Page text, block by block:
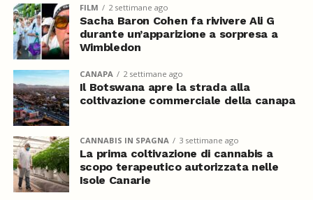
FILM 2 settimane ago
Sacha Baron Cohen fa rivivere Ali G
durante un’apparizione a sorpresa a
Wimbledon
CANAPA 2 settimane ago
Il Botswana apre la strada alla
coltivazione commerciale della canapa
CANNABIS IN SPAGNA 3 settimane ago
La prima coltivazione di cannabis a
scopo terapeutico autorizzata nelle
Isole Canarie